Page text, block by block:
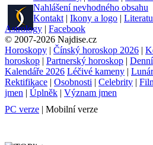
Nahlášení nevhodného obsahu
Kontakt | Ikony a logo |
Astrology | Facebook
© 2007-2026 Najdise.cz
Horoskopy | Čínský horoskop 2026 |
horoskop | Partnerský horoskop | Denní
Kalendáře 2026 Léčivé kameny |
Rektifikace | Osobnosti | Celebrity |
jmen | Úplněk | Význam jmen
PC verze | Mobilní verze